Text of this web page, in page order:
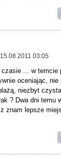
03:05
... w temcie
oceniając, nie
niezbyt
? Dwa dni temu
znam lepsze